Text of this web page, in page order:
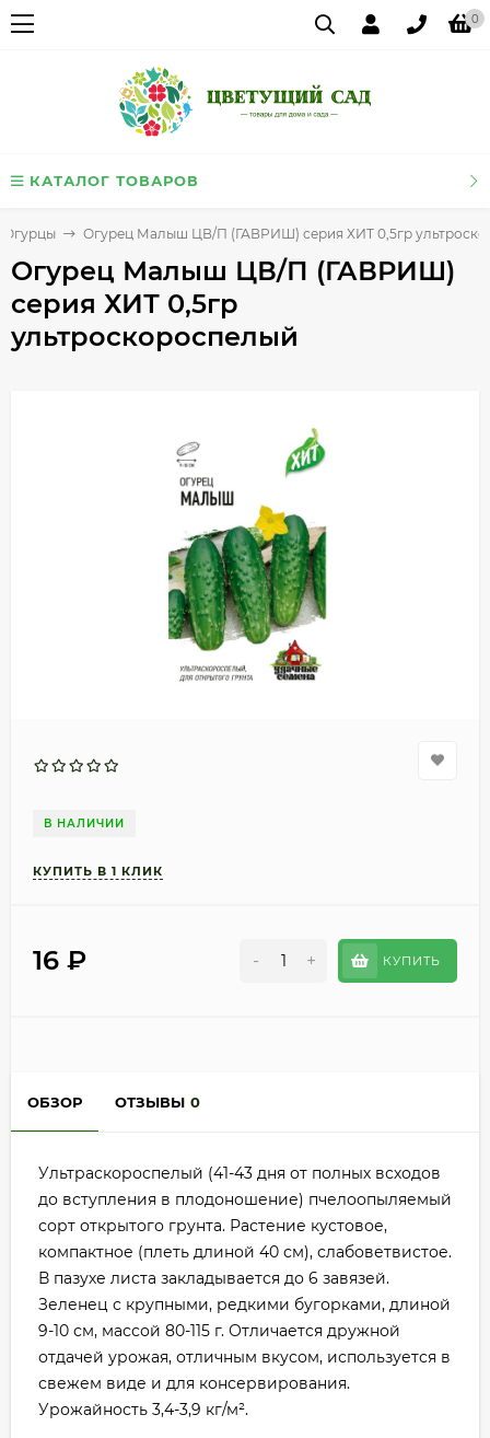
0
КАТАЛОГ ТОВАРОВ
Огурцы Огурец Малыш ЦВ/П (ГАВРИШ) серия ХИТ 0,5гр
Огурец Малыш ЦВ/П (ГАВРИШ)
серия ХИТ 0,5гр
ультроскороспелый
В НАЛИЧИИ
16 ₽ - + КУПИТЬ
ОБЗОР ОТЗЫВЫ 0
Ультраскороспелый (41-43 дня от полных всходов
до вступления в плодоношение) пчелоопыляемый
сорт открытого грунта. Растение кустовое,
компактное (плеть длиной 40 см), слабоветвистое.
В пазухе листа закладывается до 6 завязей.
Зеленец с крупными, редкими бугорками, длиной
9-10 см, массой 80-115 г. Отличается дружной
отдачей урожая, отличным вкусом, используется в
свежем виде и для консервирования.
Урожайность 3,4-3,9 кг/м².